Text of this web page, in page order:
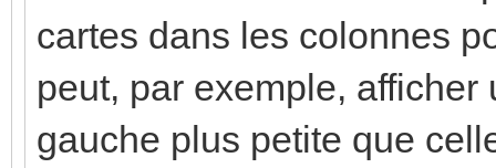
cartes dans les colonnes
peut, par exemple,
gauche plus petite que